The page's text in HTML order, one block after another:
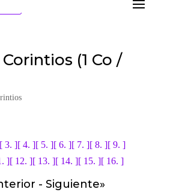
(1 Co /
3. ][ 4. ][ 5. ][ 6. ][ 7. ][ 8. ][ 9. ]
][ 12. ][ 13. ][ 14. ][ 15. ][ 16. ]
-Siguiente»